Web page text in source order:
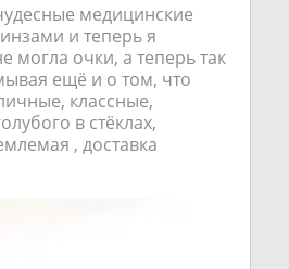
медицинские
и теперь я
могла очки, а теперь так
ещё и о том, что
классные,
в стёклах,
, доставка